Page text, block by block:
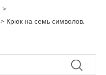
>
> Крюк на семь символов,